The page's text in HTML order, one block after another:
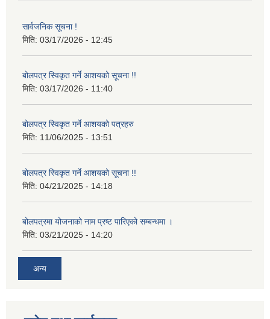
सार्वजनिक सूचना !
मिति: 03/17/2026 - 12:45
बोलपत्र स्विकृत गर्ने आशयको सूचना !!
मिति: 03/17/2026 - 11:40
बोलपत्र स्विकृत गर्ने आशयको पत्रहरु
मिति: 11/06/2025 - 13:51
बोलपत्र स्विकृत गर्ने आशयको सूचना !!
मिति: 04/21/2025 - 14:18
बोलपत्रमा योजनाको नाम प्रष्ट पारिएको सम्बन्धमा ।
मिति: 03/21/2025 - 14:20
अन्य